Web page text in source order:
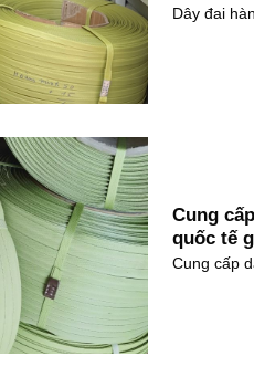
Dây đai
Cung
quốc tế
Cung cấp